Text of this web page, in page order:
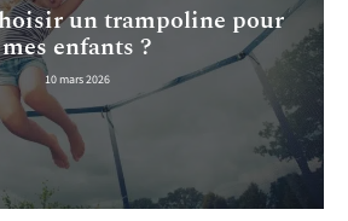
un trampoline pour
mes enfants ?
10 mars 2026